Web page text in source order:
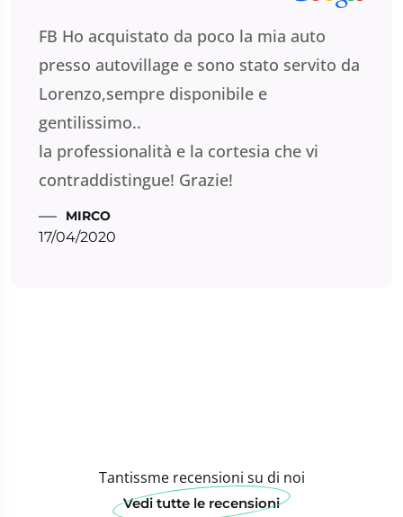
FB Ho acquistato da poco la mia auto
presso autovillage e sono stato servito da
Lorenzo,sempre disponibile e
gentilissimo..
la professionalità e la cortesia che vi
contraddistingue! Grazie!
MIRCO
17/04/2020
Tantissme recensioni su di noi
Vedi tutte le recensioni